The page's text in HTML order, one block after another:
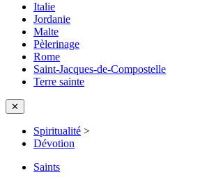
Italie
Jordanie
Malte
Pèlerinage
Rome
Saint-Jacques-de-Compostelle
Terre sainte
✕
Spiritualité >
Dévotion
Saints